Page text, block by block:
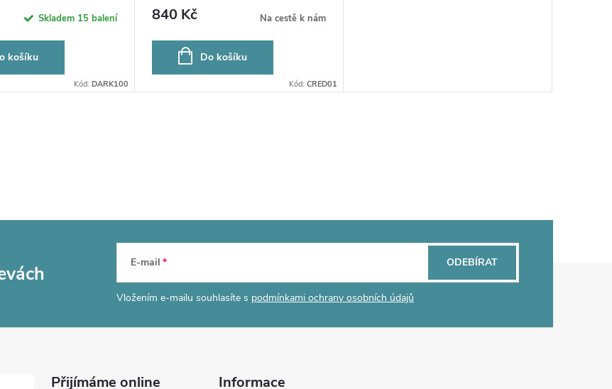
Skladem 15 balení
košíku
Kód: DARK100
840 Kč Na cestě k nám
Do košíku
Kód: CRED01
E-mail
Vložením e-mailu souhlasíte s podmínkami ochrany osobních údajů
ODEBÍRAT
Přijímáme online Informace